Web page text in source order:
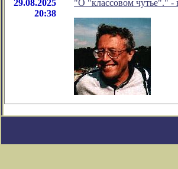
29.08.2025
20:38
"О "классовом чутье"." -